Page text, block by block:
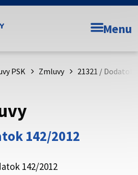
stránka Prešovského
uistite, že zdieľate informácie iba
stránku. Zabezpečená stránka
názvom domény webového sídla.
Menu
PSK Zmluvy 21321 / Dodatok
142/2012
142/2012